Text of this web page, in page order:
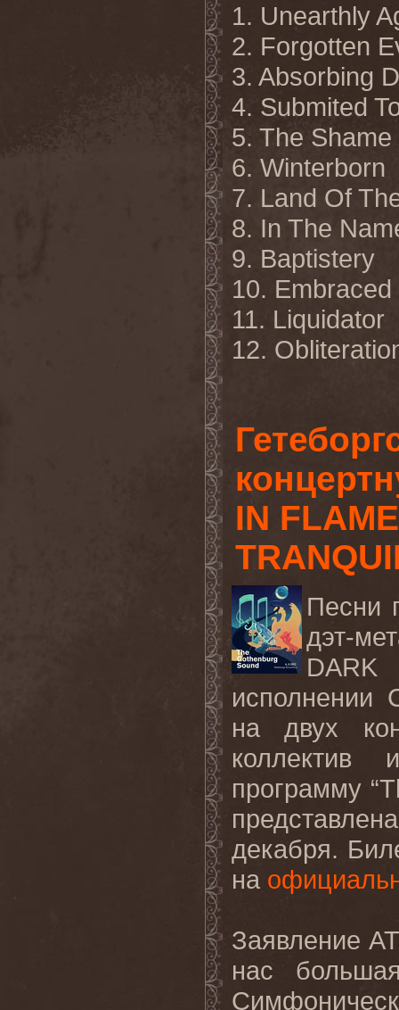
1. Unearthly
2. Forgotten
3. Absorbing
4. Submited
5. The
6. Winterborn
7. Land Of
8. In The
9. Baptistery
10.
11. Liquidator
12.
IN
Песни
дэт-
исполнении
на двух
коллектив
программу
декабря.
на
Заявление
нас